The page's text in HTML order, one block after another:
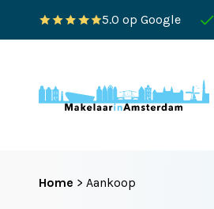
5.0 op Google
Home > Aankoop